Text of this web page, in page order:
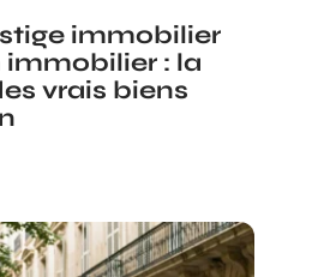
immobilier
: la
vrais biens